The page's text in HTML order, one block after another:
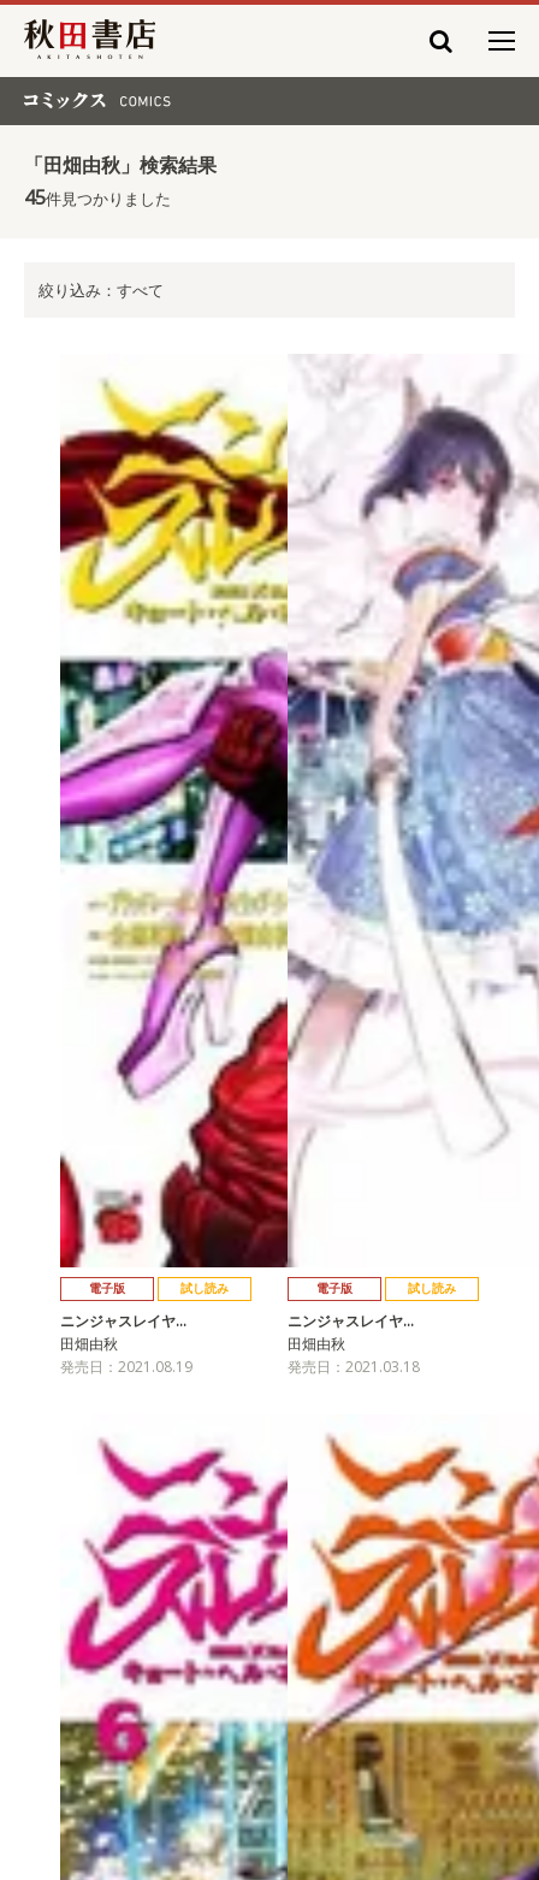
秋田書店
「田畑由秋」検索結果
45件見つかりました
絞り込み：すべて
電子版 試し読み
ニンジャスレイヤ…
田畑由秋
発売日：2021.08.19
電子版 試し読み
ニンジャスレイヤ…
田畑由秋
発売日：2021.03.18